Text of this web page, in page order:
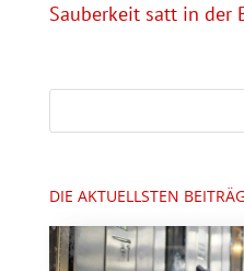
Sauberkeit satt in der
DIE AKTUELLSTEN